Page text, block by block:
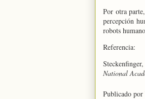
Por otra
percepción
robots
Referencia:
National
Publicado por